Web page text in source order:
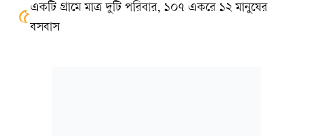
৫একটি গ্রামে মাত্র দুটি পরিবার, ১০৭ একরে ১২ মানুষের
বসবাস